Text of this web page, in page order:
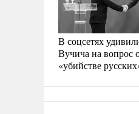
В соцсетях
Вучича на вопрос
«убийстве